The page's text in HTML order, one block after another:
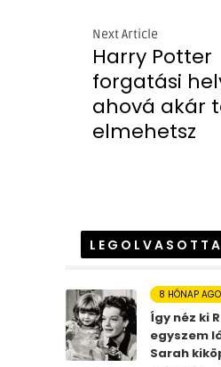
Next Article
Harry Potter
forgatási
ahová akár
elmehetsz
8 HÓNAP AGO
Így néz ki
egyszem
Sarah